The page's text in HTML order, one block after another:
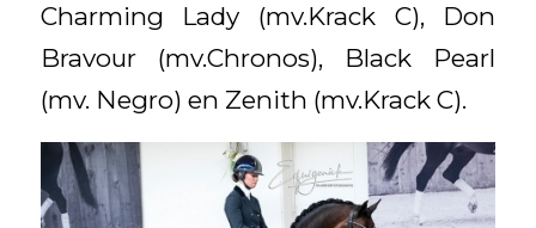
Charming Lady (mv.Krack C), Don
Bravour (mv.Chronos), Black Pearl
(mv. Negro) en Zenith (mv.Krack C).